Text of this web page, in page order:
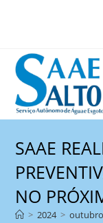
conteúdo
SAAE
NO
> 2024 > outubro